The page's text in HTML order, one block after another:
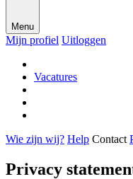
Menu
Mijn profiel Uitloggen
Vacatures
Wie zijn wij? Help Contact
Privacy